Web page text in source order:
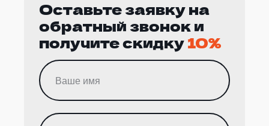
Оставьте заявку на
обратный звонок и
получите скидку10%